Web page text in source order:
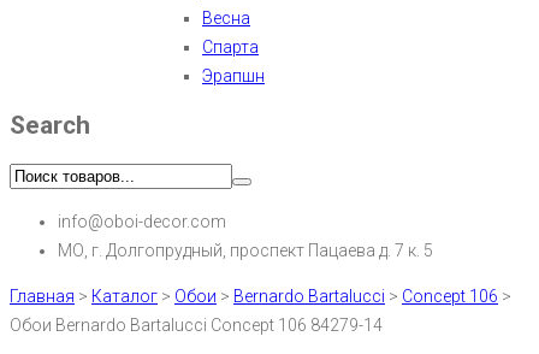
Весна
Спарта
Эрапшн
Search
info@oboi-decor.com
МО, г. Долгопрудный, проспект Пацаева д. 7 к. 5
Главная > Каталог > Обои > Bernardo Bartalucci > Concept 106 >
Обои Bernardo Bartalucci Concept 106 84279-14